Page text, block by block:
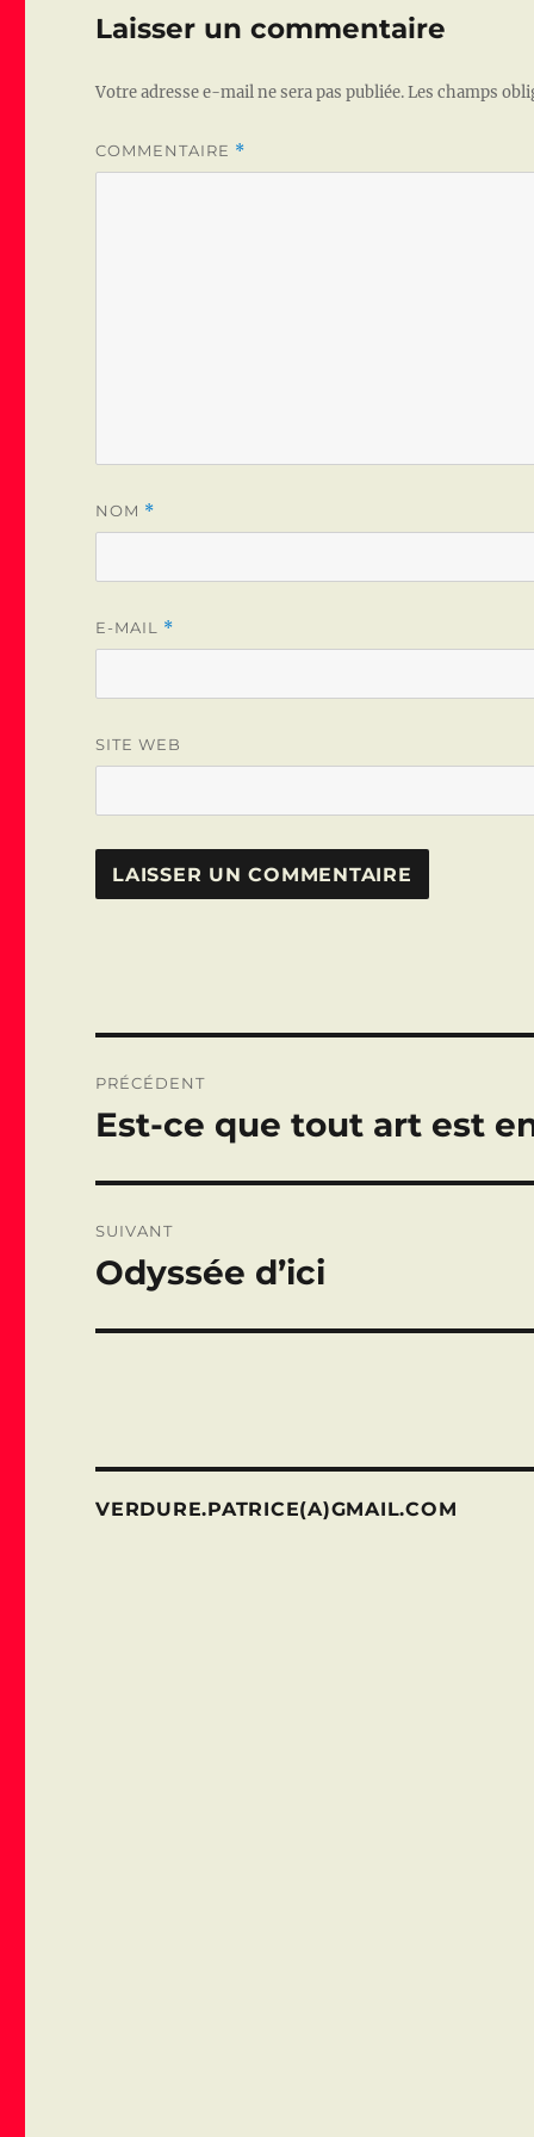
o
k
Laisser un commentaire
Votre adresse e-mail ne sera pas publiée.Les champs
COMMENTAIRE *
NOM *
E-MAIL *
SITE WEB
de
PRÉCÉDENT
Publication
Est-ce que tout art est
SUIVANT
Publication
Odyssée d’ici
VERDURE.PATRICE(A)GMAIL.COM